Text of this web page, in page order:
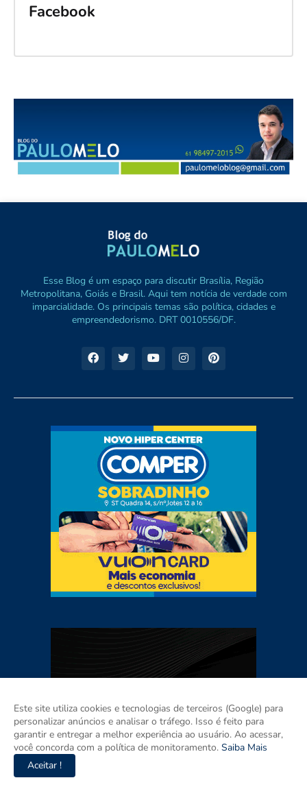
Facebook
Esse Blog é um espaço para discutir Brasília, Região
Metropolitana, Goiás e Brasil. Aqui tem notícia de verdade com
imparcialidade. Os principais temas são política, cidades e
empreendedorismo. DRT 0010556/DF.
Este site utiliza cookies e tecnologias de terceiros (Google) para
personalizar anúncios e analisar o tráfego. Isso é feito para
garantir e entregar a melhor experiência ao usuário. Ao acessar,
você concorda com a política de monitoramento. Saiba Mais
Aceitar !